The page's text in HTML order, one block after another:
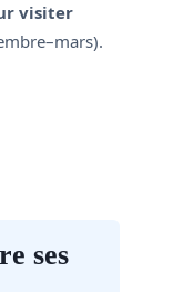
visiter
ses